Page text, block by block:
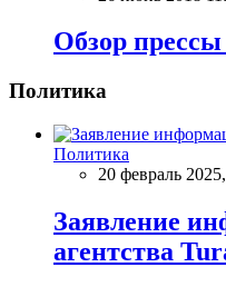
Обзор
Политика
Политика
20 февраль
Заявление
агентства